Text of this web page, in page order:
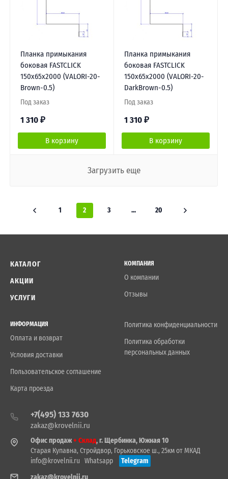
Планка примыкания
боковая FASTCLICK
150х65х2000 (VALORI-20-
Brown-0.5)
Под заказ
1 310 ₽
В корзину
Планка примыкания
боковая FASTCLICK
150х65х2000 (VALORI-20-
DarkBrown-0.5)
Под заказ
1 310 ₽
В корзину
Загрузить еще
1 2 3 ... 20
КАТАЛОГ
АКЦИИ
УСЛУГИ
КОМПАНИЯ
О компании
Отзывы
ИНФОРМАЦИЯ
Оплата и возврат
Условия доставки
Пользовательское соглашение
Карта проезда
Политика конфиденциальности
Политика обработки
персональных данных
+7(495) 133 7630
zakaz@krovelnii.ru
Офис продаж+ Склад, г. Щербинка, Южная 10
Старая Купавна, Стройдвор, Горьковское ш., 25км от МКАД
info@krovelnii.ru Whatsapp
Telegram
zakaz@krovelnii.ru